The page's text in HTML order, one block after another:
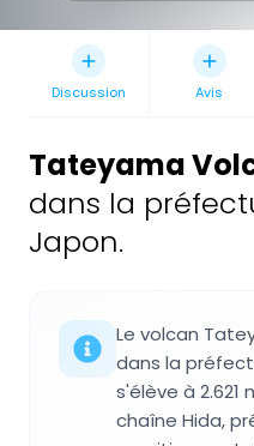
Discussion Avis
Tateyama
dans la
Japon.
Le volcan
dans la
s'élève à 2.621
chaîne Hida,